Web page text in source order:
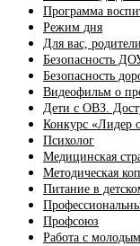
Программа
Режим дня
Для вас,
Безопасность
Безопасность
Видеофильм о
Дети с ОВЗ.
Конкурс «Лидер
Психолог
Медицинская
Методическая
Питание в
Профсоюз
Работа с